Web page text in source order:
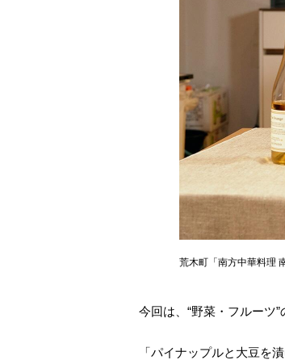
荒木町「南方中華料理
今回は、“野菜・フルーツ
「パイナップルと大豆を